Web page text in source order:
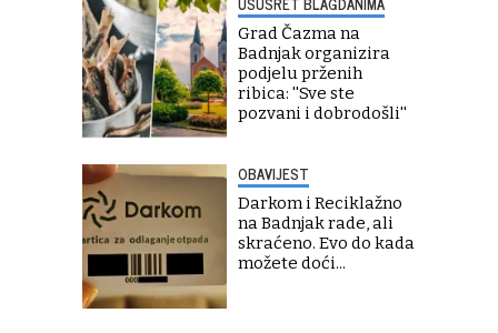
Grad Čazma na
Badnjak organizira
podjelu prženih
ribica: ''Sve ste
pozvani i dobrodošli''
OBAVIJEST
Darkom i Reciklažno
na Badnjak rade, ali
skraćeno. Evo do kada
možete doći...